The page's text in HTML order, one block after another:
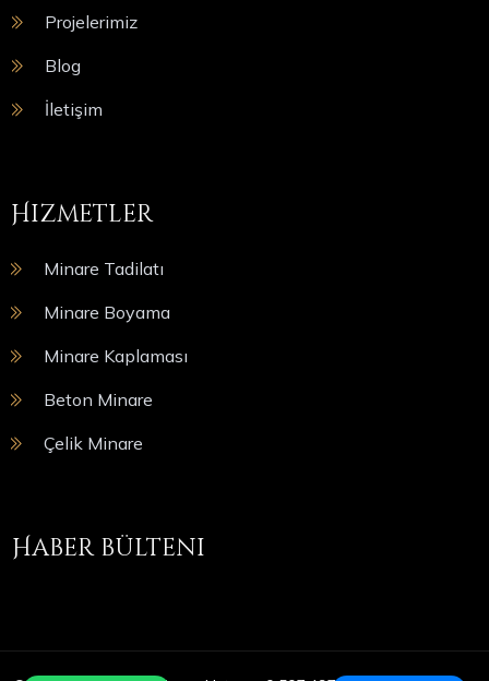
Projelerimiz
Blog
İletişim
Hizmetler
Minare Tadilatı
Minare Boyama
Minare Kaplaması
Beton Minare
Çelik Minare
Haber bülteni